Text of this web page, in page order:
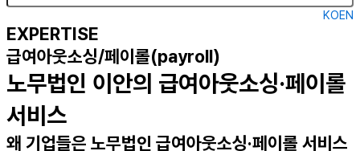
KOEN
EXPERTISE
급여아웃소싱/페이롤(payroll)
노무법인 이안의 급여아웃소싱·페이롤
서비스
왜 기업들은 노무법인 급여아웃소싱·페이롤 서비스